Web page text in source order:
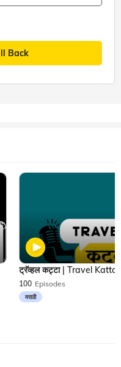
Back
100 Episodes
मराठी